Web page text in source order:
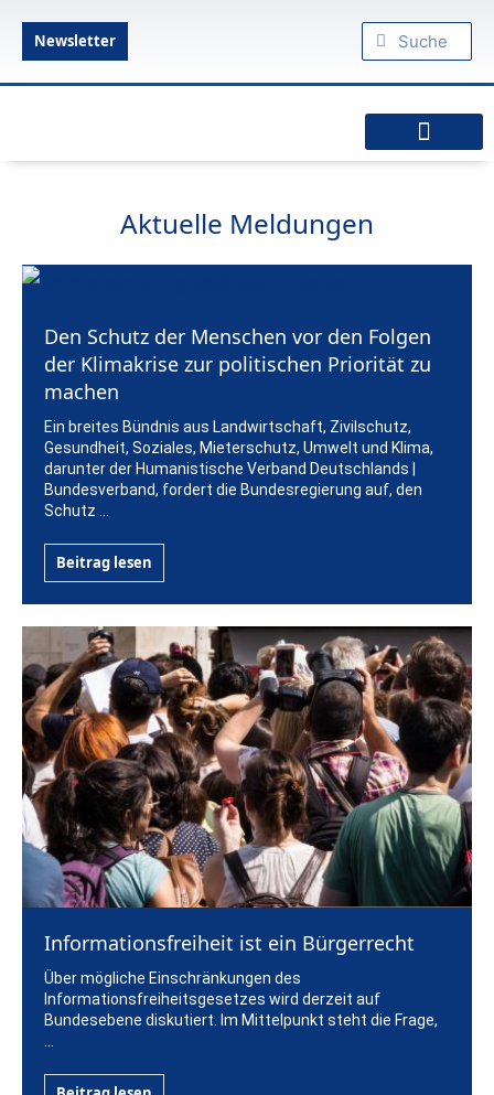
Inhalt
springen
Newsletter Suche
Suche
Aktuelle Meldungen
Den Schutz der Menschen vor den Folgen
der Klimakrise zur politischen Priorität zu
machen
Ein breites Bündnis aus Landwirtschaft, Zivilschutz,
Gesundheit, Soziales, Mieterschutz, Umwelt und Klima,
darunter der Humanistische Verband Deutschlands |
Bundesverband, fordert die Bundesregierung auf, den
Schutz ...
Beitrag lesen
Informationsfreiheit ist ein Bürgerrecht
Über mögliche Einschränkungen des
Informationsfreiheitsgesetzes wird derzeit auf
Bundesebene diskutiert. Im Mittelpunkt steht die Frage,
...